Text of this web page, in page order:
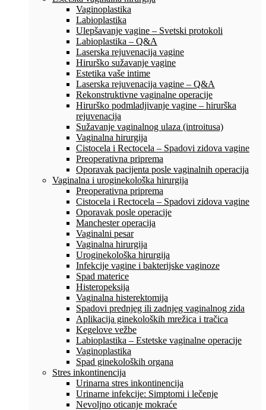
Vaginoplastika
Labioplastika
Ulepšavanje vagine – Svetski protokoli
Labioplastika – Q&A
Laserska rejuvenacija vagine
Hirurško sužavanje vagine
Estetika vaše intime
Laserska rejuvenacija vagine – Q&A
Rekonstruktivne vaginalne operacije
Hirurško podmladjivanje vagine – hirurška
rejuvenacija
Sužavanje vaginalnog ulaza (introitusa)
Vaginalna hirurgija
Cistocela i Rectocela – Spadovi zidova vagine
Preoperativna priprema
Oporavak pacijenta posle vaginalnih operacija
Vaginalna i uroginekološka hirurgija
Preoperativna priprema
Cistocela i Rectocela – Spadovi zidova vagine
Oporavak posle operacije
Manchester operacija
Vaginalni pesar
Vaginalna hirurgija
Uroginekološka hirurgija
Infekcije vagine i bakterijske vaginoze
Spad materice
Histeropeksija
Vaginalna histerektomija
Spadovi prednjeg ili zadnjeg vaginalnog zida
Aplikacija ginekoloških mrežica i tračica
Kegelove vežbe
Labioplastika – Estetske vaginalne operacije
Vaginoplastika
Spad ginekoloških organa
Stres inkontinencija
Urinarna stres inkontinencija
Urinarne infekcije: Simptomi i lečenje
Nevoljno oticanje mokraće